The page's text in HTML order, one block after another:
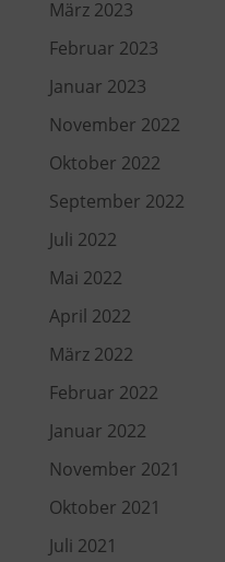
März 2023
Februar 2023
Januar 2023
November 2022
Oktober 2022
September 2022
Juli 2022
Mai 2022
April 2022
März 2022
Februar 2022
Januar 2022
November 2021
Oktober 2021
Juli 2021